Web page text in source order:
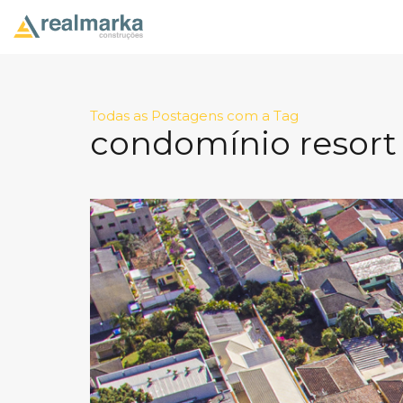
Todas as Postagens com a Tag
condomínio resort